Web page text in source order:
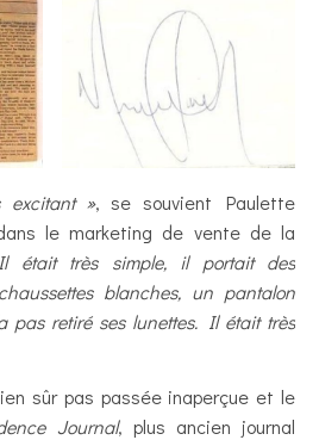
excitant », se souvient Paulette
le marketing de vente de la
était très simple, il portait des
blanches, un pantalon
pas retiré ses lunettes. Il était très
sûr pas passée inaperçue et le
Journal, plus ancien journal